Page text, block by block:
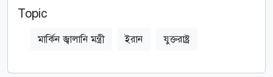
Topic
মার্কিন জ্বালানি মন্ত্রী ইরান যুক্তরাষ্ট্র